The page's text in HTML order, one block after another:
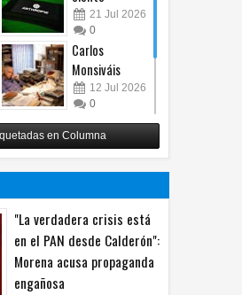
21 Jul 2026
0
Carlos
Monsiváis
12 Jul 2026
0
en Columna
"La verdadera crisis está
en el PAN desde Calderón":
Morena acusa propaganda
engañosa